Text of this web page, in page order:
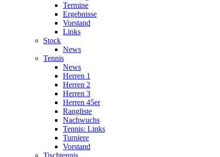
Termine
Ergebnisse
Vorstand
Links
Stock
News
Tennis
News
Herren 1
Herren 2
Herren 3
Herren 45er
Rangliste
Nachwuchs
Tennis: Links
Turniere
Vorstand
Tischtennis